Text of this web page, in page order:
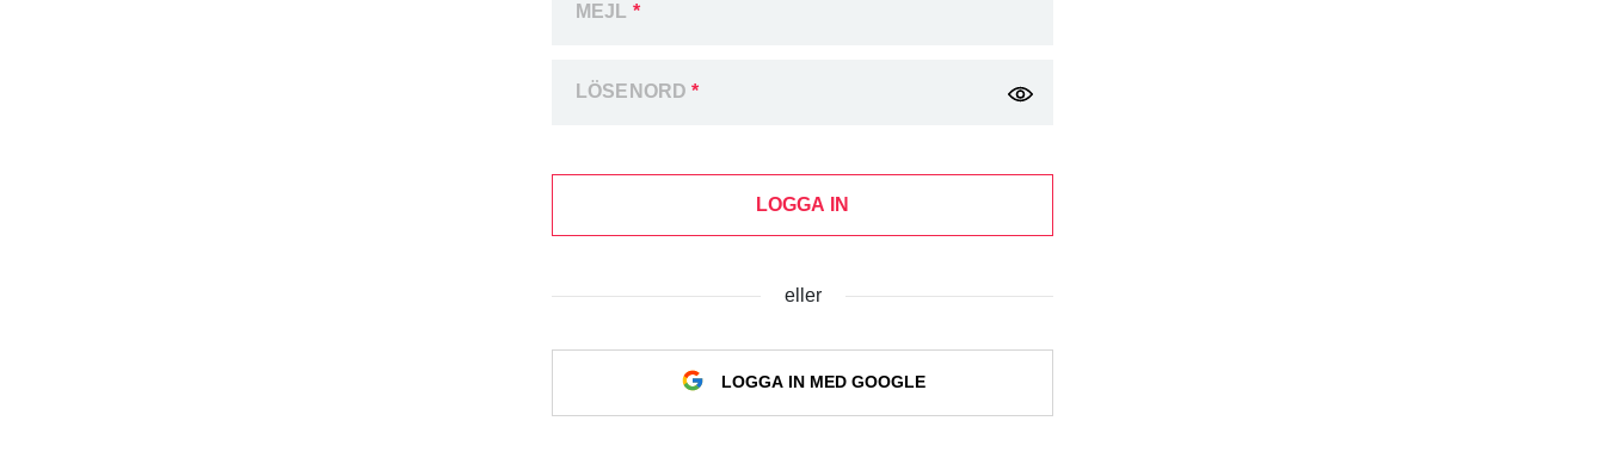
MEJL *
LÖSENORD*
LOGGA IN
eller
LOGGA IN MED GOOGLE